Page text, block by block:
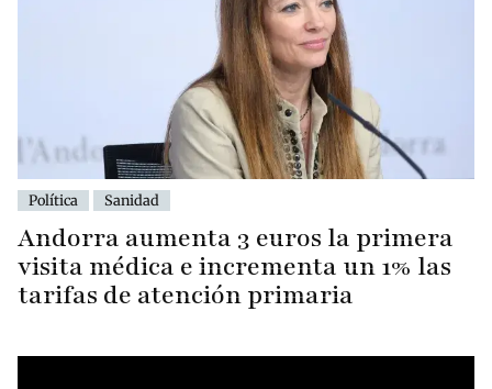
Política Sanidad
Andorra aumenta 3 euros la primera
visita médica e incrementa un 1% las
tarifas de atención primaria